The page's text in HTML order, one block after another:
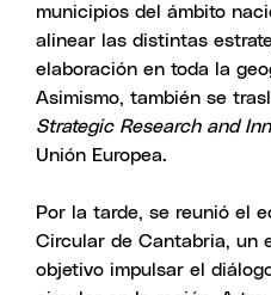
municipios del ámbito
alinear las distintas
elaboración en toda la
Asimismo, también se
Strategic Research and
Unión Europea.
Por la tarde, se reunió el
Circular de Cantabria, un
objetivo impulsar el